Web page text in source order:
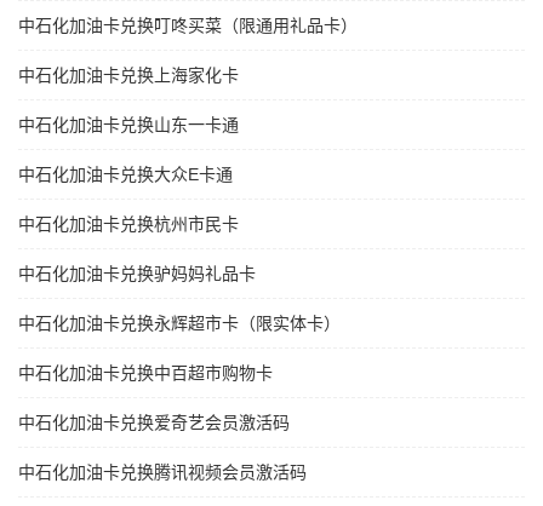
中石化加油卡兑换叮咚买菜（限通用礼品卡）
中石化加油卡兑换上海家化卡
中石化加油卡兑换山东一卡通
中石化加油卡兑换大众E卡通
中石化加油卡兑换杭州市民卡
中石化加油卡兑换驴妈妈礼品卡
中石化加油卡兑换永辉超市卡（限实体卡）
中石化加油卡兑换中百超市购物卡
中石化加油卡兑换爱奇艺会员激活码
中石化加油卡兑换腾讯视频会员激活码